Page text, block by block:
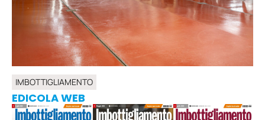
IMBOTTIGLIAMENTO
EDICOLA WEB